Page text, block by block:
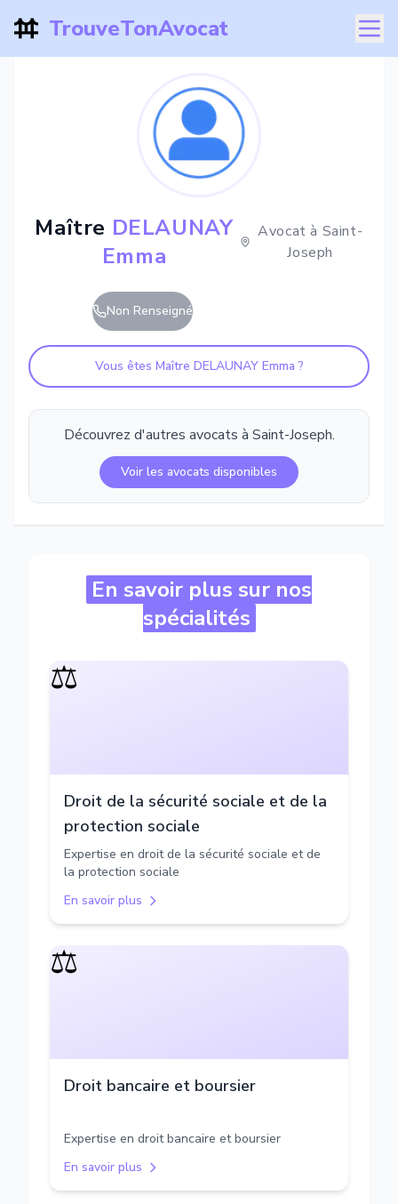
TrouveTonAvocat
Maître DELAUNAY
Emma
Avocat à Saint-
Joseph
Non Renseigné
Vous êtes Maître DELAUNAY Emma ?
Découvrez d'autres avocats à Saint-Joseph.
Voir les avocats disponibles
En savoir plus sur nos
spécialités
⚖️
Droit de la sécurité sociale et de la
protection sociale
Expertise en droit de la sécurité sociale et de
la protection sociale
En savoir plus
⚖️
Droit bancaire et boursier
Expertise en droit bancaire et boursier
En savoir plus